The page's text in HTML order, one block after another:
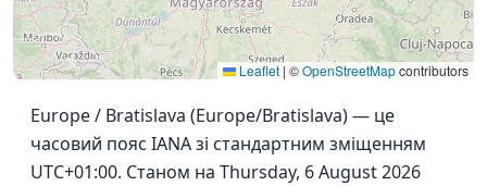
Leaflet | ©OpenStreetMapcontributors
Europe / Bratislava (Europe/Bratislava) — це
часовий пояс IANA зі стандартним зміщенням
UTC+01:00. Станом на Thursday, 6 August 2026